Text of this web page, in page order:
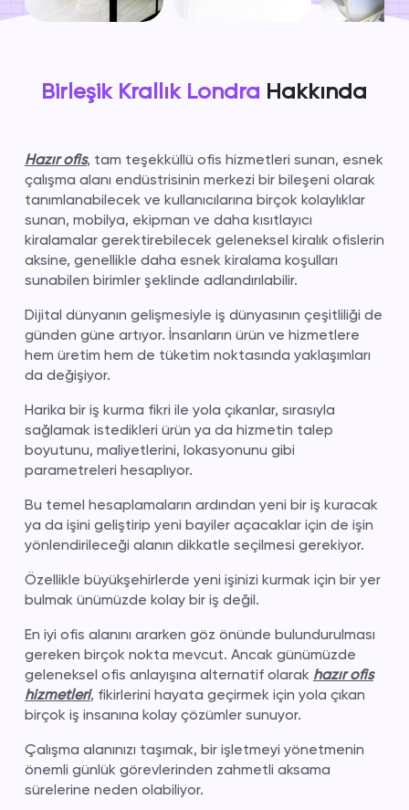
Birleşik Krallık Londra Hakkında
Hazır ofis, tam teşekküllü ofis hizmetleri sunan, esnek
çalışma alanı endüstrisinin merkezi bir bileşeni olarak
tanımlanabilecek ve kullanıcılarına birçok kolaylıklar
sunan, mobilya, ekipman ve daha kısıtlayıcı
kiralamalar gerektirebilecek geleneksel kiralık ofislerin
aksine, genellikle daha esnek kiralama koşulları
sunabilen birimler şeklinde adlandırılabilir.
Dijital dünyanın gelişmesiyle iş dünyasının çeşitliliği de
günden güne artıyor. İnsanların ürün ve hizmetlere
hem üretim hem de tüketim noktasında yaklaşımları
da değişiyor.
Harika bir iş kurma fikri ile yola çıkanlar, sırasıyla
sağlamak istedikleri ürün ya da hizmetin talep
boyutunu, maliyetlerini, lokasyonunu gibi
parametreleri hesaplıyor.
Bu temel hesaplamaların ardından yeni bir iş kuracak
ya da işini geliştirip yeni bayiler açacaklar için de işin
yönlendirileceği alanın dikkatle seçilmesi gerekiyor.
Özellikle büyükşehirlerde yeni işinizi kurmak için bir yer
bulmak ünümüzde kolay bir iş değil.
En iyi ofis alanını ararken göz önünde bulundurulması
gereken birçok nokta mevcut. Ancak günümüzde
geleneksel ofis anlayışına alternatif olarak hazır ofis
hizmetleri, fikirlerini hayata geçirmek için yola çıkan
birçok iş insanına kolay çözümler sunuyor.
Çalışma alanınızı taşımak, bir işletmeyi yönetmenin
önemli günlük görevlerinden zahmetli aksama
sürelerine neden olabiliyor.